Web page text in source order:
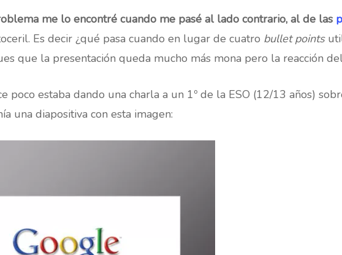
me lo encontré cuando me pasé al lado contrario, al de las
Es decir ¿qué pasa cuando en lugar de cuatro bullet points
que la presentación queda mucho más mona pero la reacción
poco estaba dando una charla a un 1º de la ESO (12/13 años)
una diapositiva con esta imagen: